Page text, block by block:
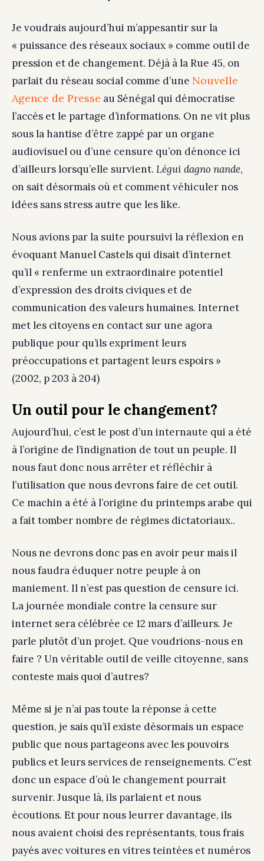
Je voudrais aujourd’hui m’appesantir sur la
« puissance des réseaux sociaux » comme outil de
pression et de changement. Déjà à la Rue 45, on
parlait du réseau social comme d’une Nouvelle
Agence de Presse au Sénégal qui démocratise
l’accès et le partage d’informations. On ne vit plus
sous la hantise d’être zappé par un organe
audiovisuel ou d’une censure qu’on dénonce ici
d’ailleurs lorsqu’elle survient. Légui dagno nande,
on sait désormais où et comment véhiculer nos
idées sans stress autre que les like.
Nous avions par la suite poursuivi la réflexion en
évoquant Manuel Castels qui disait d’internet
qu’il « renferme un extraordinaire potentiel
d’expression des droits civiques et de
communication des valeurs humaines. Internet
met les citoyens en contact sur une agora
publique pour qu’ils expriment leurs
préoccupations et partagent leurs espoirs »
(2002, p 203 à 204)
Un outil pour le changement?
Aujourd’hui, c’est le post d’un internaute qui a été
à l’origine de l’indignation de tout un peuple. Il
nous faut donc nous arrêter et réfléchir à
l’utilisation que nous devrons faire de cet outil.
Ce machin a été à l’origine du printemps arabe qui
a fait tomber nombre de régimes dictatoriaux..
Nous ne devrons donc pas en avoir peur mais il
nous faudra éduquer notre peuple à on
maniement. Il n’est pas question de censure ici.
La journée mondiale contre la censure sur
internet sera célébrée ce 12 mars d’ailleurs. Je
parle plutôt d’un projet. Que voudrions-nous en
faire ? Un véritable outil de veille citoyenne, sans
conteste mais quoi d’autres?
Même si je n’ai pas toute la réponse à cette
question, je sais qu’il existe désormais un espace
public que nous partageons avec les pouvoirs
publics et leurs services de renseignements. C’est
donc un espace d’où le changement pourrait
survenir. Jusque là, ils parlaient et nous
écoutions. Et pour nous leurrer davantage, ils
nous avaient choisi des représentants, tous frais
payés avec voitures en vitres teintées et numéros